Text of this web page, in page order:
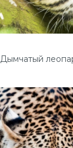
Дымчатый